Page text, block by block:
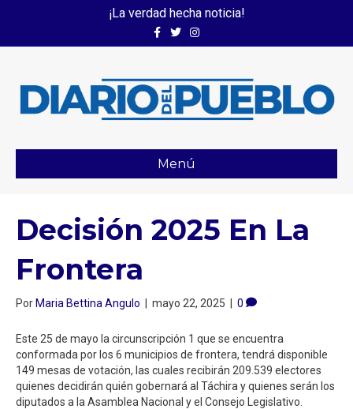
¡La verdad hecha noticia!
FacebookTwitterInstagram
Menú
Decisión 2025 En La
Frontera
PorMaria Bettina Angulo | mayo 22, 2025 | 0
Este 25 de mayo la circunscripción 1 que se encuentra
conformada por los 6 municipios de frontera, tendrá disponible
149 mesas de votación, las cuales recibirán 209.539 electores
quienes decidirán quién gobernará al Táchira y quienes serán los
diputados a la Asamblea Nacional y el Consejo Legislativo.